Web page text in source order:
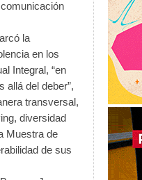
la
en los
Integral, “en
allá del deber”,
transversal,
diversidad
Muestra de
de sus